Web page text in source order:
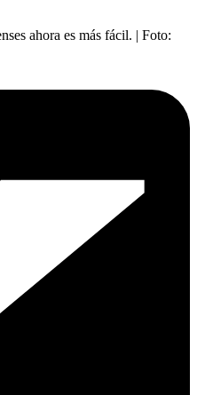
ahora es más fácil. | Foto: